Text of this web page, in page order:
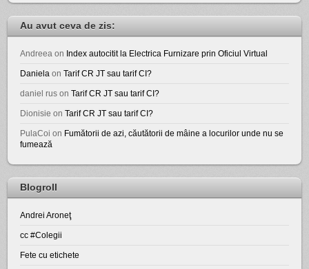
Au avut ceva de zis:
Andreea on Index autocitit la Electrica Furnizare prin Oficiul Virtual
Daniela onTarif CR JT sau tarif CI?
daniel rus onTarif CR JT sau tarif CI?
Dionisie onTarif CR JT sau tarif CI?
PulaCoi on Fumătorii de azi, căutătorii de mâine a locurilor unde nu se
fumează
Blogroll
Andrei Aroneţ
cc #Colegii
Fete cu etichete